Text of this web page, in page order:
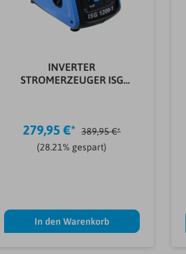
INVERTER
STROMERZEUGER ISG
279,95 €* 389,95 €*
(28.21% gespart)
In den Warenkorb